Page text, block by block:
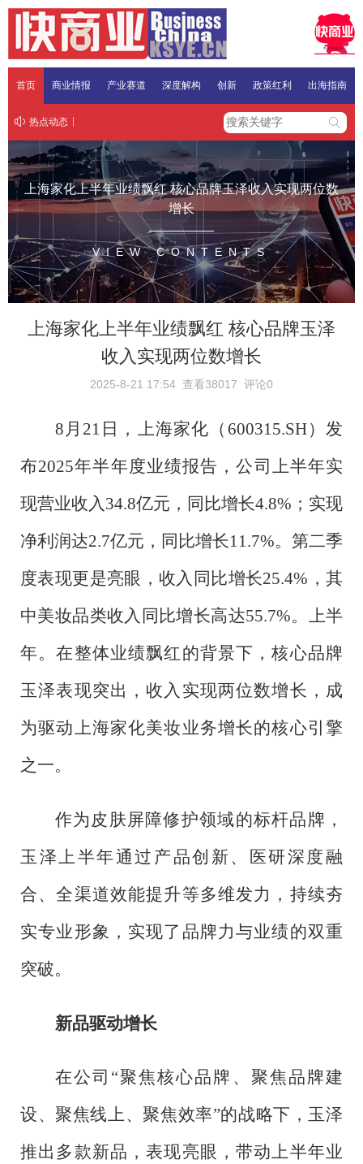
首页 商业情报 产业赛道 深度解构 创新 政策红利 出海指南
热点动态
上海家化上半年业绩飘红 核心品牌玉泽收入实现两位数
增长
VIEW CONTENTS
上海家化上半年业绩飘红 核心品牌玉泽
收入实现两位数增长
2025-8-21 17:54 查看38017 评论0
8月21日，上海家化（600315.SH）发
布2025年半年度业绩报告，公司上半年实
现营业收入34.8亿元，同比增长4.8%；实现
净利润达2.7亿元，同比增长11.7%。第二季
度表现更是亮眼，收入同比增长25.4%，其
中美妆品类收入同比增长高达55.7%。上半
年。在整体业绩飘红的背景下，核心品牌
玉泽表现突出，收入实现两位数增长，成
为驱动上海家化美妆业务增长的核心引擎
之一。
作为皮肤屏障修护领域的标杆品牌，
玉泽上半年通过产品创新、医研深度融
合、全渠道效能提升等多维发力，持续夯
实专业形象，实现了品牌力与业绩的双重
突破。
新品驱动增长
在公司 “聚焦核心品牌、聚焦品牌建
设、聚焦线上、聚焦效率”的战略下，玉泽
推出多款新品，表现亮眼，带动上半年业